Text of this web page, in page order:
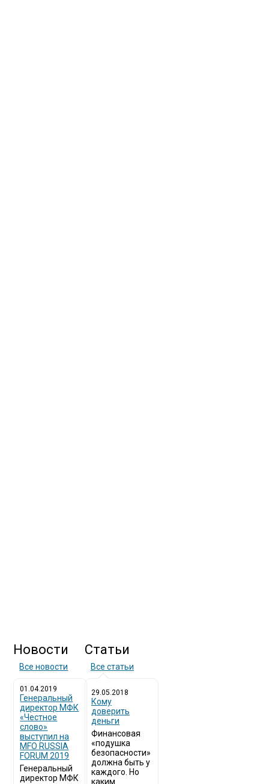
Новости
Все новости
01.04.2019
Генеральный
директор МФК
«Честное
слово»
выступил на
MFO RUSSIA
FORUM 2019
Генеральный
директор МФК
Статьи
Все статьи
29.05.2018
Кому
доверить
деньги
Финансовая
«подушка
безопасности»
должна быть у
каждого. Но
каким